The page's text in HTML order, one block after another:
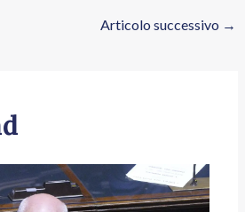
Articolo successivo →